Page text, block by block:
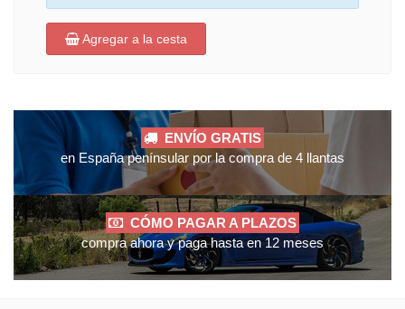
Agregar a la cesta
ENVÍO GRATIS
en España penínsular por la compra de 4 llantas
CÓMO PAGAR A PLAZOS
compra ahora y paga hasta en 12 meses